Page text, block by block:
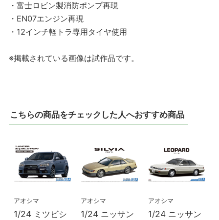
・富士ロビン製消防ポンプ再現
・EN07エンジン再現
・12インチ軽トラ専用タイヤ使用
※掲載されている画像は試作品です。
こちらの商品をチェックした人へおすすめ商品
アオシマ
1/24 ミツビシ
アオシマ
1/24 ニッサン
アオシマ
1/24 ニッサン